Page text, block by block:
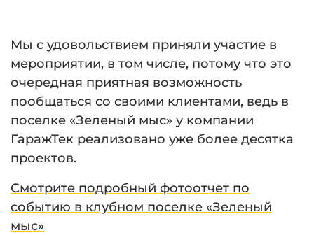
Мы с удовольствием приняли участие в
мероприятии, в том числе, потому что это
очередная приятная возможность
пообщаться со своими клиентами, ведь в
поселке «Зеленый мыс» у компании
ГаражТек реализовано уже более десятка
проектов.
Смотрите подробный фотоотчет по
событию в клубном поселке «Зеленый
мыс»